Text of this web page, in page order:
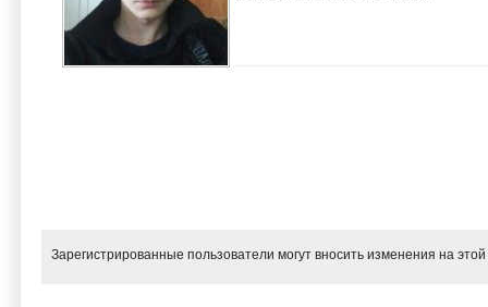
Зарегистрированные пользователи могут вносить изменения на